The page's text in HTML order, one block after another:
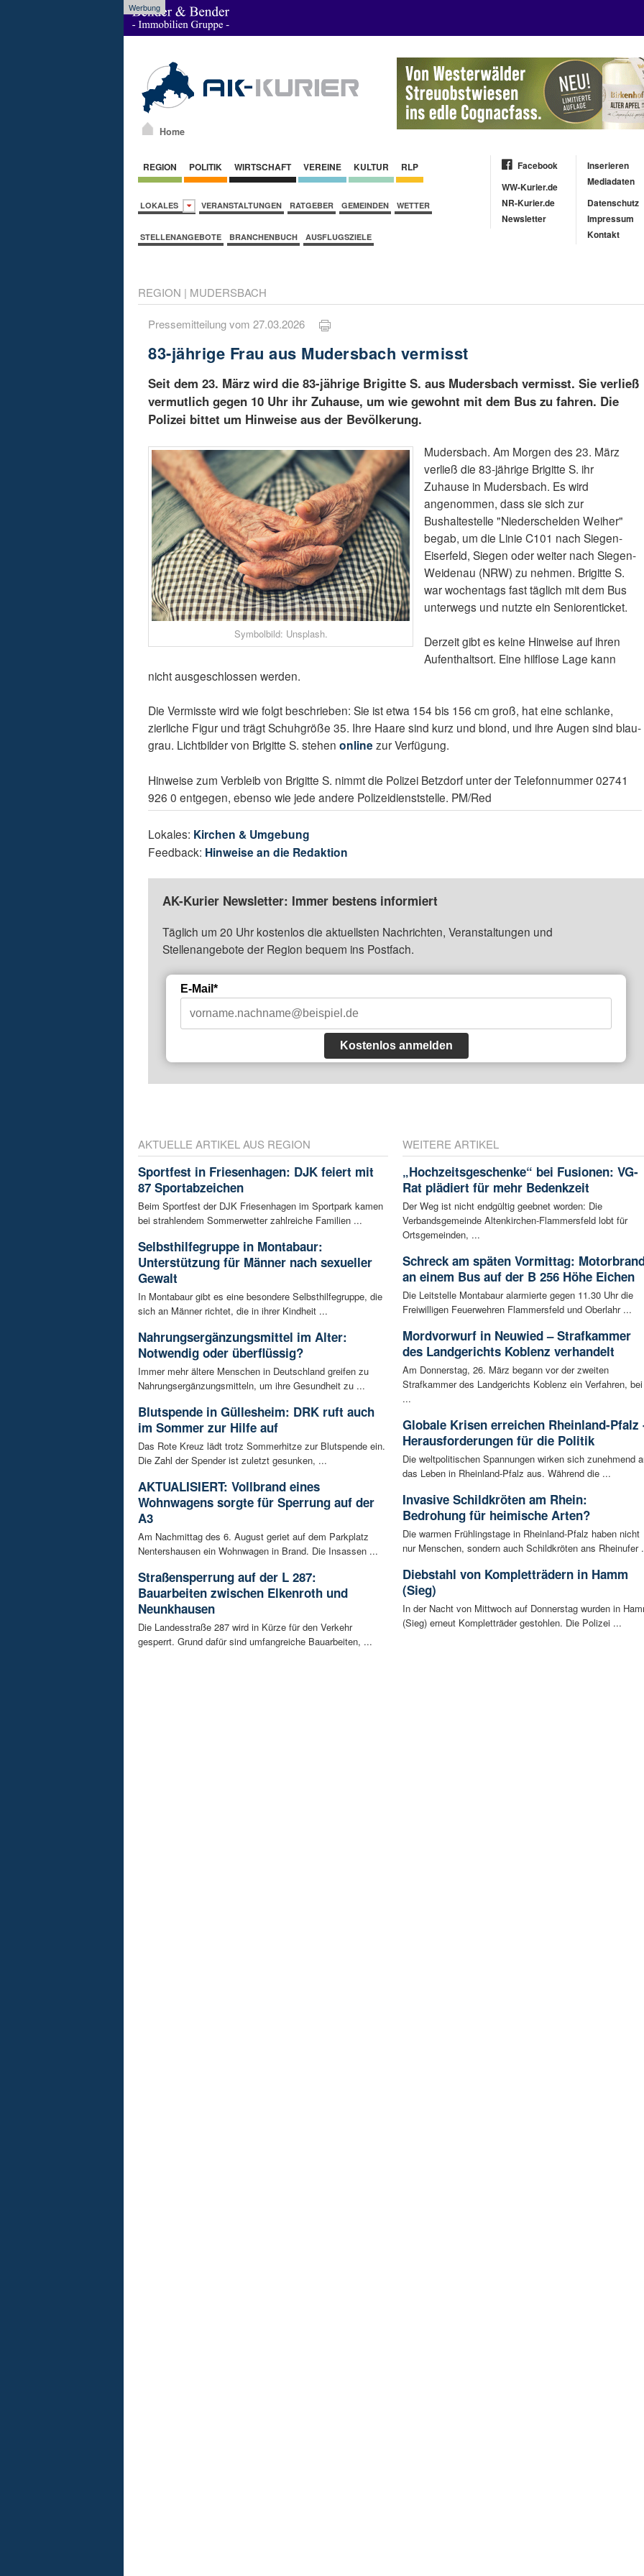
Werbung
Home
REGION POLITIK WIRTSCHAFT VEREINE KULTUR RLP
LOKALES VERANSTALTUNGEN RATGEBER GEMEINDEN WETTER
STELLENANGEBOTE BRANCHENBUCH AUSFLUGSZIELE
Facebook
WW-Kurier.de
NR-Kurier.de
Newsletter
Inserieren
Mediadaten
Datenschutz
Impressum
Kontakt
REGION | MUDERSBACH
Pressemitteilung vom 27.03.2026
83-jährige Frau aus Mudersbach vermisst
Seit dem 23. März wird die 83-jährige Brigitte S. aus Mudersbach vermisst. Sie verließ
vermutlich gegen 10 Uhr ihr Zuhause, um wie gewohnt mit dem Bus zu fahren. Die
Polizei bittet um Hinweise aus der Bevölkerung.
Symbolbild: Unsplash.
Mudersbach. Am Morgen des 23. März
verließ die 83-jährige Brigitte S. ihr
Zuhause in Mudersbach. Es wird
angenommen, dass sie sich zur
Bushaltestelle "Niederschelden Weiher"
begab, um die Linie C101 nach Siegen-
Eiserfeld, Siegen oder weiter nach Siegen-
Weidenau (NRW) zu nehmen. Brigitte S.
war wochentags fast täglich mit dem Bus
unterwegs und nutzte ein Seniorenticket.
Derzeit gibt es keine Hinweise auf ihren
Aufenthaltsort. Eine hilflose Lage kann
nicht ausgeschlossen werden.
Die Vermisste wird wie folgt beschrieben: Sie ist etwa 154 bis 156 cm groß, hat eine schlanke,
zierliche Figur und trägt Schuhgröße 35. Ihre Haare sind kurz und blond, und ihre Augen sind blau-
grau. Lichtbilder von Brigitte S. stehenonlinezur Verfügung.
Hinweise zum Verbleib von Brigitte S. nimmt die Polizei Betzdorf unter der Telefonnummer 02741
926 0 entgegen, ebenso wie jede andere Polizeidienststelle. PM/Red
Lokales: Kirchen & Umgebung
Feedback: Hinweise an die Redaktion
AK-Kurier Newsletter: Immer bestens informiert
Täglich um 20 Uhr kostenlos die aktuellsten Nachrichten, Veranstaltungen und
Stellenangebote der Region bequem ins Postfach.
E-Mail*
Kostenlos anmelden
AKTUELLE ARTIKEL AUS REGION
Sportfest in Friesenhagen: DJK feiert mit
87 Sportabzeichen
Beim Sportfest der DJK Friesenhagen im Sportpark kamen
bei strahlendem Sommerwetter zahlreiche Familien ...
Selbsthilfegruppe in Montabaur:
Unterstützung für Männer nach sexueller
Gewalt
In Montabaur gibt es eine besondere Selbsthilfegruppe, die
sich an Männer richtet, die in ihrer Kindheit ...
Nahrungsergänzungsmittel im Alter:
Notwendig oder überflüssig?
Immer mehr ältere Menschen in Deutschland greifen zu
Nahrungsergänzungsmitteln, um ihre Gesundheit zu ...
Blutspende in Güllesheim: DRK ruft auch
im Sommer zur Hilfe auf
Das Rote Kreuz lädt trotz Sommerhitze zur Blutspende ein.
Die Zahl der Spender ist zuletzt gesunken, ...
AKTUALISIERT: Vollbrand eines
Wohnwagens sorgte für Sperrung auf der
A3
Am Nachmittag des 6. August geriet auf dem Parkplatz
Nentershausen ein Wohnwagen in Brand. Die Insassen ...
Straßensperrung auf der L 287:
Bauarbeiten zwischen Elkenroth und
Neunkhausen
Die Landesstraße 287 wird in Kürze für den Verkehr
gesperrt. Grund dafür sind umfangreiche Bauarbeiten, ...
WEITERE ARTIKEL
„Hochzeitsgeschenke“ bei Fusionen: VG-
Rat plädiert für mehr Bedenkzeit
Der Weg ist nicht endgültig geebnet worden: Die
Verbandsgemeinde Altenkirchen-Flammersfeld lobt für
Ortsgemeinden, ...
Schreck am späten Vormittag:
an einem Bus auf der B 256 Höhe Eichen
Die Leitstelle Montabaur alarmierte gegen 11.30 Uhr die
Freiwilligen Feuerwehren Flammersfeld und Oberlahr ...
Mordvorwurf in Neuwied – Strafkammer
des Landgerichts Koblenz verhandelt
Am Donnerstag, 26. März begann vor der zweiten
Strafkammer des Landgerichts Koblenz ein Verfahren, bei
...
Globale Krisen erreichen Rheinland-Pfalz
Herausforderungen für die Politik
Die weltpolitischen Spannungen wirken sich zunehmend
das Leben in Rheinland-Pfalz aus. Während die ...
Invasive Schildkröten am Rhein:
Bedrohung für heimische Arten?
Die warmen Frühlingstage in Rheinland-Pfalz haben nicht
nur Menschen, sondern auch Schildkröten ans Rheinufer
Diebstahl von Kompletträdern in Hamm
(Sieg)
In der Nacht von Mittwoch auf Donnerstag wurden in
(Sieg) erneut Kompletträder gestohlen. Die Polizei ...